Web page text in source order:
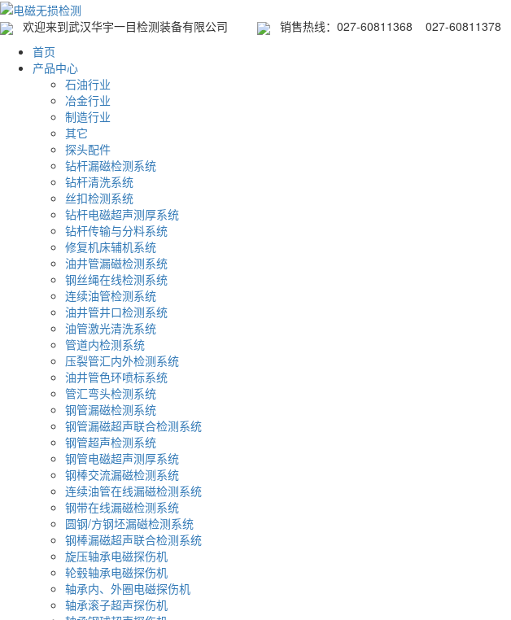
欢迎来到武汉华宇一目检测装备有限公司
销售热线：027-60811368 027-60811378
首页
产品中心
石油行业
冶金行业
制造行业
其它
探头配件
钻杆漏磁检测系统
钻杆清洗系统
丝扣检测系统
钻杆电磁超声测厚系统
钻杆传输与分料系统
修复机床辅机系统
油井管漏磁检测系统
钢丝绳在线检测系统
连续油管检测系统
油井管井口检测系统
油管激光清洗系统
管道内检测系统
压裂管汇内外检测系统
油井管色环喷标系统
管汇弯头检测系统
钢管漏磁检测系统
钢管漏磁超声联合检测系统
钢管超声检测系统
钢管电磁超声测厚系统
钢棒交流漏磁检测系统
连续油管在线漏磁检测系统
钢带在线漏磁检测系统
圆钢/方钢坯漏磁检测系统
钢棒漏磁超声联合检测系统
旋压轴承电磁探伤机
轮毂轴承电磁探伤机
轴承内、外圈电磁探伤机
轴承滚子超声探伤机